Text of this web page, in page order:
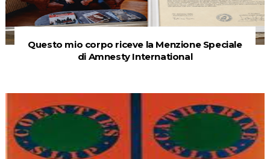
Questo mio corpo riceve la Menzione Speciale
di Amnesty International